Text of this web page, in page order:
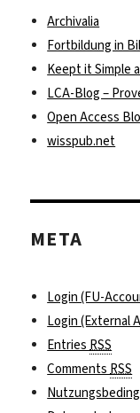
Archivalia
Fortbildung in
Keept it Simple
LCA-Blog –
Open Access
wisspub.net
META
Login (FU-
Login (External
EntriesRSS
CommentsRSS